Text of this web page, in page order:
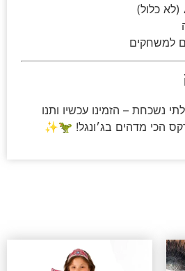
למשחקים
נשכחת – הזמינו עכשיו ותנו
הכי מדהים בג׳ונגל! 🦖✨